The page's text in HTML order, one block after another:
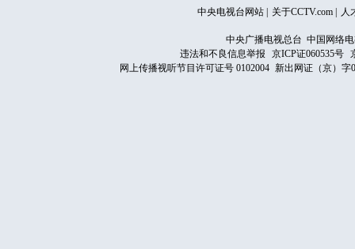
中央电视台网站 关于CCTV.com 人
中央广播电视总台 中国网络
违法和不良信息举报
京ICP证060535号
网上传播视听节目许可证号 0102004 新出网证（京）